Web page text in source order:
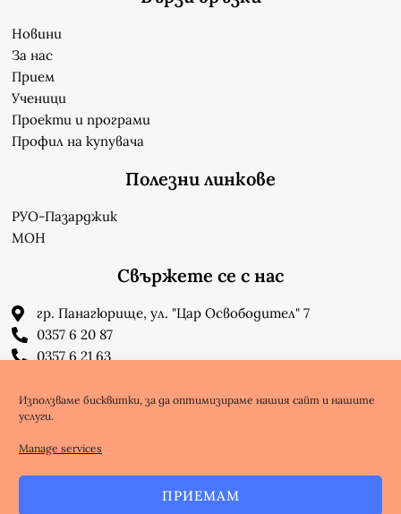
Използваме бисквитки, за да оптимизираме нашия сайт и нашите
услуги.
Manage services
ПРИЕМАМ
Новини
За нас
Прием
Ученици
Проекти и програми
Профил на купувача
Полезни линкове
РУО-Пазарджик
МОН
Свържете се с нас
гр. Панагюрище, ул. "Цар Освободител" 7
0357 6 20 87
0357 6 21 63
info-1302623@edu.mon.bg
Facebook
Youtube